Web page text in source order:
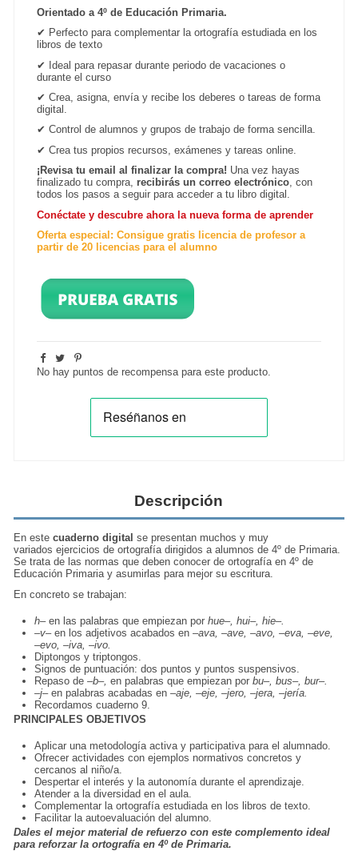
Orientado a 4º de Educación Primaria.
✔ Perfecto para complementar la ortografía estudiada en los
libros de texto
✔ Ideal para repasar durante periodo de vacaciones o
durante el curso
✔ Crea, asigna, envía y recibe los deberes o tareas de forma
digital.
✔ Control de alumnos y grupos de trabajo de forma sencilla.
✔ Crea tus propios recursos, exámenes y tareas online.
¡Revisa tu email al finalizar la compra! Una vez hayas
finalizado tu compra, recibirás un correo electrónico, con
todos los pasos a seguir para acceder a tu libro digital.
Conéctate y descubre ahora la nueva forma de aprender
Oferta especial: Consigue gratis licencia de profesor a
partir de 20 licencias para el alumno
No hay puntos de recompensa para este producto.
Descripción
En estecuaderno digital se presentan muchos y muy
variados ejercicios de ortografía dirigidos a alumnos de 4º de Primaria.
Se trata de las normas que deben conocer de ortografía en 4º de
Educación Primaria y asumirlas para mejor su escritura.
En concreto se trabajan:
h–en las palabras que empiezan porhue–, hui–, hie–.
–v–en los adjetivos acabados en –ava, –ave, –avo, –eva, –eve,
–evo, –iva, –ivo.
Diptongos y triptongos.
Signos de puntuación: dos puntos y puntos suspensivos.
Repaso de–b–,en palabras que empiezan porbu–, bus–, bur–.
–j–en palabras acabadas en–aje, –eje, –jero, –jera, –jería.
Recordamos cuaderno 9.
PRINCIPALES OBJETIVOS
Aplicar una metodología activa y participativa para el alumnado.
Ofrecer actividades con ejemplos normativos concretos y
cercanos al niño/a.
Despertar el interés y la autonomía durante el aprendizaje.
Atender a la diversidad en el aula.
Complementar la ortografía estudiada en los libros de texto.
Facilitar la autoevaluación del alumno.
Dales el mejor material de refuerzo con este complemento ideal
para reforzar la ortografía en 4º de Primaria.